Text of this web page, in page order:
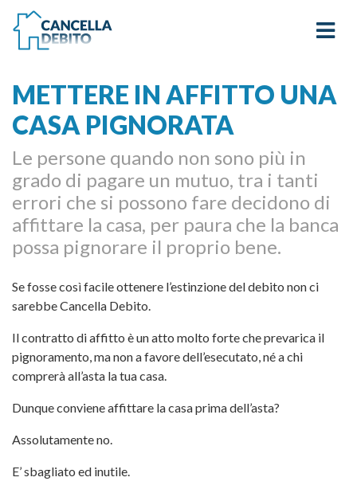
METTERE IN AFFITTO UNA
CASA PIGNORATA
Le persone quando non sono più in
grado di pagare un mutuo, tra i tanti
errori che si possono fare decidono di
affittare la casa, per paura che la banca
possa pignorare il proprio bene.
Se fosse così facile ottenere l’estinzione del debito non ci
sarebbe Cancella Debito.
Il contratto di affitto è un atto molto forte che prevarica il
pignoramento, ma non a favore dell’esecutato, né a chi
comprerà all’asta la tua casa.
Dunque conviene affittare la casa prima dell’asta?
Assolutamente no.
E’ sbagliato ed inutile.